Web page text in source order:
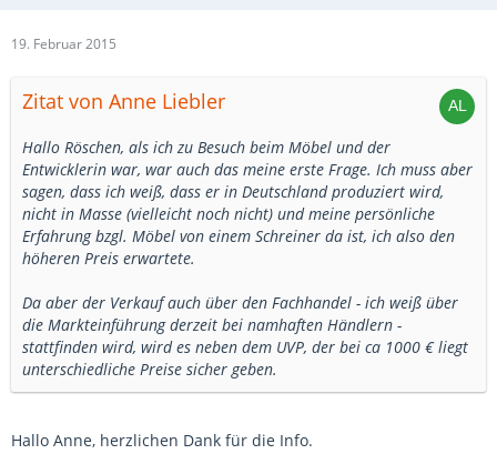
19. Februar 2015
Zitat von Anne Liebler
Hallo Röschen, als ich zu Besuch beim Möbel und der
Entwicklerin war, war auch das meine erste Frage. Ich muss aber
sagen, dass ich weiß, dass er in Deutschland produziert wird,
nicht in Masse (vielleicht noch nicht) und meine persönliche
Erfahrung bzgl. Möbel von einem Schreiner da ist, ich also den
höheren Preis erwartete.
Da aber der Verkauf auch über den Fachhandel - ich weiß über
die Markteinführung derzeit bei namhaften Händlern -
stattfinden wird, wird es neben dem UVP, der bei ca 1000 € liegt
unterschiedliche Preise sicher geben.
Hallo Anne, herzlichen Dank für die Info.